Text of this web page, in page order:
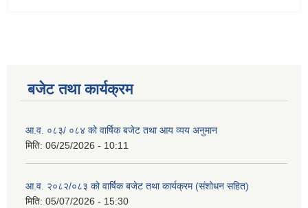
बजेट तथा कार्यक्रम
आ.व. ०८३/ ०८४ को वार्षिक बजेट तथा आय व्यय अनुमान
मिति: 06/25/2026 - 10:11
आ.व. २०८२/०८३ को वार्षिक बजेट तथा कार्यक्रम (संशोधन सहित)
मिति: 05/07/2026 - 15:30